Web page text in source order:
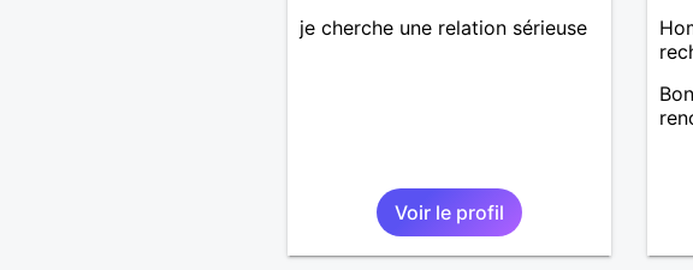
je cherche une relation sérieuse
Voir le profil